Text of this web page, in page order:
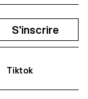
S'inscrire
Tiktok